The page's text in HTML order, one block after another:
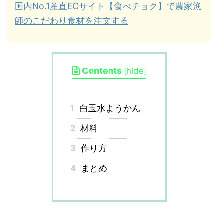
国内No.1産直ECサイト【食べチョク】で農家漁
師のこだわり食材を注文する
Contents [hide]
1
白玉水ようかん
2 材料
3 作り方
4
まとめ